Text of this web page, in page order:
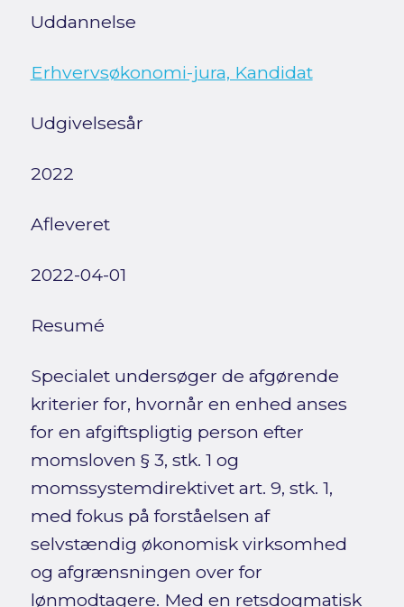
Uddannelse
Erhvervsøkonomi-jura, Kandidat
Udgivelsesår
2022
Afleveret
2022-04-01
Resumé
Specialet undersøger de afgørende
kriterier for, hvornår en enhed anses
for en afgiftspligtig person efter
momsloven § 3, stk. 1 og
momssystemdirektivet art. 9, stk. 1,
med fokus på forståelsen af
selvstændig økonomisk virksomhed
og afgrænsningen over for
lønmodtagere. Med en retsdogmatisk